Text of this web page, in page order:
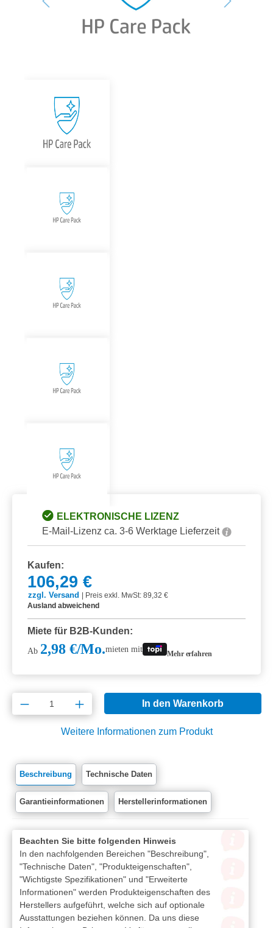
ELEKTRONISCHE LIZENZ
E-Mail-Lizenz ca. 3-6 Werktage Lieferzeit
Kaufen:
106,29 €
zzgl. Versand
Preis exkl. MwSt: 89,32 €
Ausland abweichend
Miete für B2B-Kunden:
Ab 2,98 €/Mo.mieten mit Mehr erfahren
Produkt Anzahl: Gib den gewünschten
In den Warenkorb
Weitere Informationen zum Produkt
Beschreibung Technische Daten
Garantieinformationen Herstellerinformationen
Beachten Sie bitte folgenden Hinweis
In den nachfolgenden Bereichen "Beschreibung",
"Technische Daten", "Produkteigenschaften",
"Wichtigste Spezifikationen" und "Erweiterte
Informationen" werden Produkteigenschaften des
Herstellers aufgeführt, welche sich auf optionale
Ausstattungen beziehen können. Da uns diese